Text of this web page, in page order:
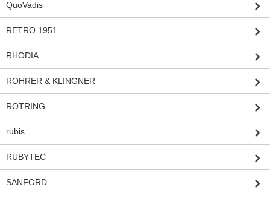
QuoVadis
RETRO 1951
RHODIA
ROHRER & KLINGNER
ROTRING
rubis
RUBYTEC
SANFORD